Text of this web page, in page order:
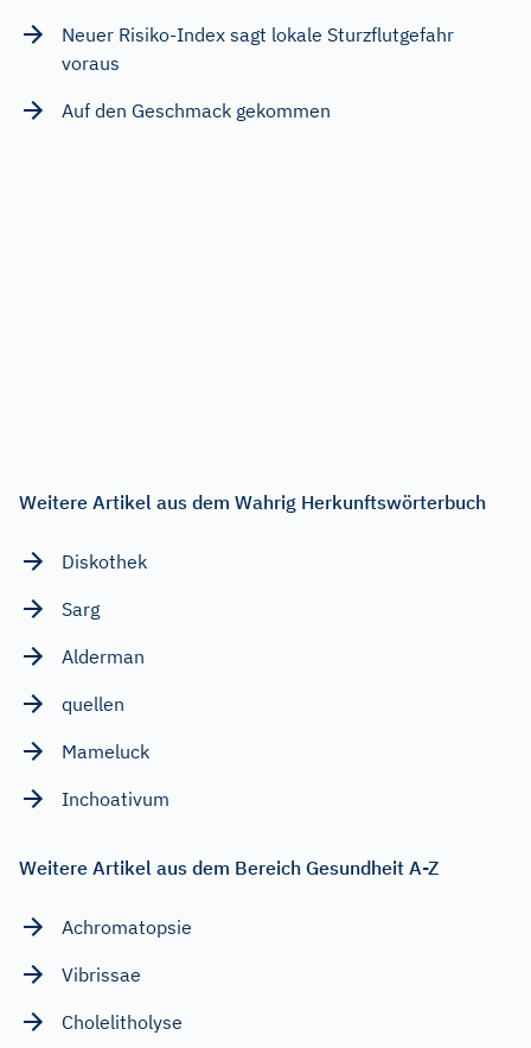
Neuer Risiko-Index sagt lokale Sturzflutgefahr
voraus
Auf den Geschmack gekommen
Weitere Artikel aus dem Wahrig Herkunftswörterbuch
Diskothek
Sarg
Alderman
quellen
Mameluck
Inchoativum
Weitere Artikel aus dem Bereich Gesundheit A-Z
Achromatopsie
Vibrissae
Cholelitholyse